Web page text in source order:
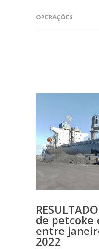
OPERAÇÕES
de petcoke
entre
2022